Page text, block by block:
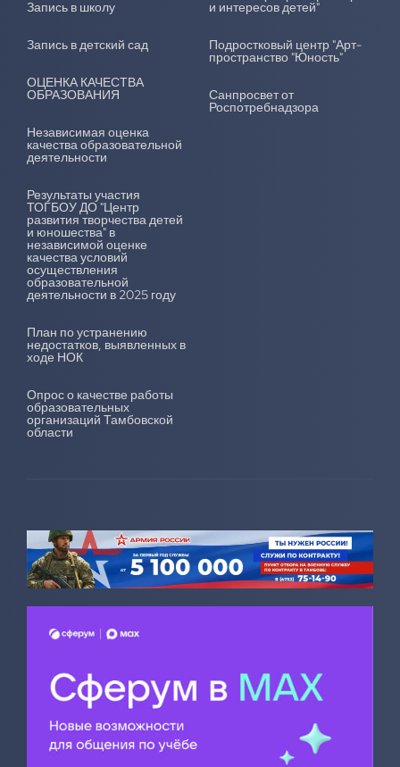
Запись в школу
Запись в детский сад
ОЦЕНКА КАЧЕСТВА
ОБРАЗОВАНИЯ
Независимая оценка
качества образовательной
деятельности
Результаты участия
ТОГБОУ ДО "Центр
развития творчества детей
и юношества" в
независимой оценке
качества условий
осуществления
образовательной
деятельности в 2025 году
План по устранению
недостатков, выявленных в
ходе НОК
Опрос о качестве работы
образовательных
организаций Тамбовской
области
и интересов детей"
Подростковый центр "Арт-
пространство "Юность"
Санпросвет от
Роспотребнадзора